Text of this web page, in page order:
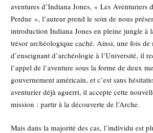
aventures d’Indiana Jones, « Les Aventuriers
Perdue », l’auteur prend le soin de nous
introduction Indiana Jones en pleine jungle à
trésor archéologique caché. Ainsi, une fois de
d’enseignant d’archéologie à l’Université, il
l’appel de l’aventure sous la forme de deux
gouvernement américain, et c’est sans
aventurier déjà aguerri, il accepte cette
mission : partir à la découverte de l’Arche.
Mais dans la majorité des cas, l’individu est